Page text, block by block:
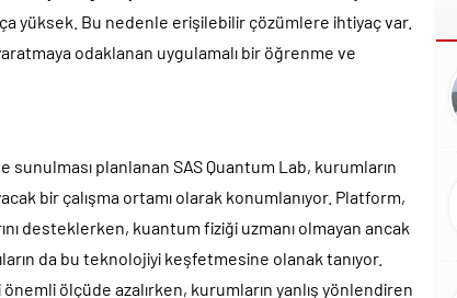
yüksek. Bu nedenle erişilebilir çözümlere ihtiyaç var.
odaklanan uygulamalı bir öğrenme ve
sunulması planlanan SAS Quantum Lab, kurumların
bir çalışma ortamı olarak konumlanıyor. Platform,
desteklerken, kuantum fiziği uzmanı olmayan ancak
da bu teknolojiyi keşfetmesine olanak tanıyor.
ölçüde azalırken, kurumların yanlış yönlendiren